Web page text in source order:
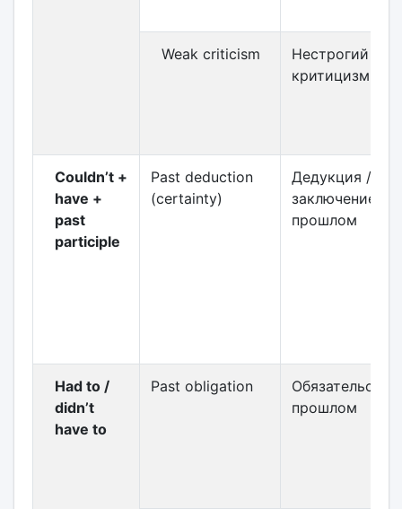
Weak criticism
Нестрогий
критицизм
Couldn’t +
have +
past
participle
Past deduction
(certainty)
Дедукция /
заключение в
прошлом
Had to /
didn’t
have to
Past obligation
Обязательство
прошлом